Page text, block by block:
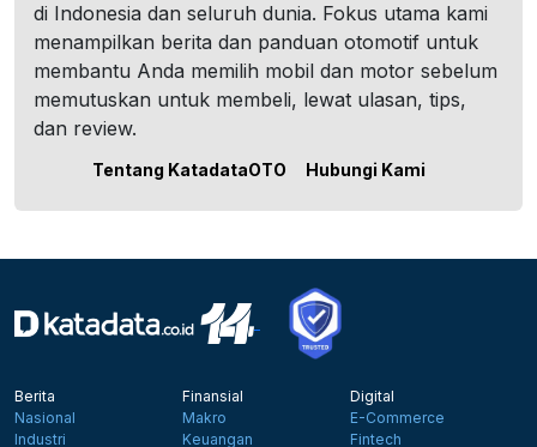
di Indonesia dan seluruh dunia. Fokus utama kami
menampilkan berita dan panduan otomotif untuk
membantu Anda memilih mobil dan motor sebelum
memutuskan untuk membeli, lewat ulasan, tips,
dan review.
Tentang KatadataOTO Hubungi Kami
Berita
Nasional
Industri
Finansial
Makro
Keuangan
Digital
E-Commerce
Fintech